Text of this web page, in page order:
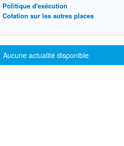
Politique d'exécution
Cotation sur les autres places
Message d'information
Aucune actualité disponible